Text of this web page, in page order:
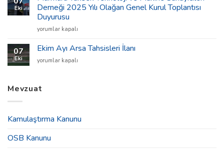
Tahsisleri
İlanı
için
Eki
Derneği 2025 Yılı Olağan Genel Kurul Toplantısı
Duyurusu
Marmara
Teknoloji
Makine
2025
Kurul
Duyurusu
yorumlar kapalı
07
Eki
Ekim Ayı Arsa Tahsisleri İlanı
Ekim
Tahsisleri
yorumlar kapalı
Mevzuat
Kamulaştırma Kanunu
OSB Kanunu